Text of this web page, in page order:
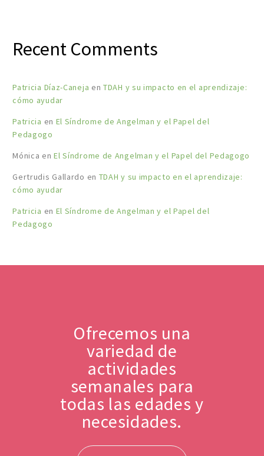
Recent Comments
Patricia Díaz-Caneja enTDAH y su impacto en el aprendizaje:
cómo ayudar
Patricia en El Síndrome de Angelman y el Papel del
Pedagogo
Mónica enEl Síndrome de Angelman y el Papel del Pedagogo
Gertrudis Gallardo en TDAH y su impacto en el aprendizaje:
cómo ayudar
Patricia en El Síndrome de Angelman y el Papel del
Pedagogo
Ofrecemos una
variedad de
actividades
semanales para
todas las edades y
necesidades.